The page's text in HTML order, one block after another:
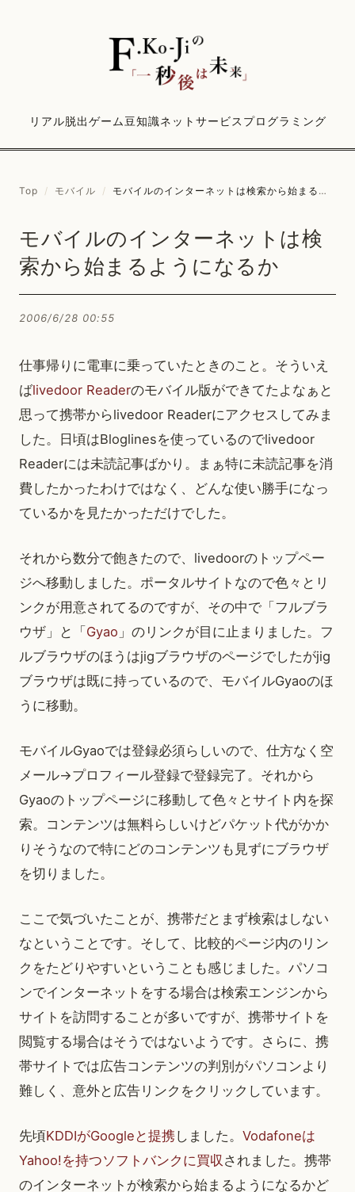
リアル脱出ゲーム豆知識ネットサービス プログラミング
Top / モバイル / モバイルのインターネットは検索から始まるようになるか
モバイルのインターネットは検
索から始まるようになるか
2006/6/28 00:55
仕事帰りに電車に乗っていたときのこと。そういえ
ばlivedoor Readerのモバイル版ができてたよなぁと
思って携帯からlivedoor Readerにアクセスしてみま
した。日頃はBloglinesを使っているのでlivedoor
Readerには未読記事ばかり。まぁ特に未読記事を消
費したかったわけではなく、どんな使い勝手になっ
ているかを見たかっただけでした。
それから数分で飽きたので、livedoorのトップペー
ジへ移動しました。ポータルサイトなので色々とリ
ンクが用意されてるのですが、その中で「フルブラ
ウザ」と「 Gyao 」のリンクが目に止まりました。フ
ルブラウザのほうはjigブラウザのページでしたがjig
ブラウザは既に持っているので、モバイルGyaoのほ
うに移動。
モバイルGyaoでは登録必須らしいので、仕方なく空
メール→プロフィール登録で登録完了。それから
Gyaoのトップページに移動して色々とサイト内を探
索。コンテンツは無料らしいけどパケット代がかか
りそうなので特にどのコンテンツも見ずにブラウザ
を切りました。
ここで気づいたことが、携帯だとまず検索はしない
なということです。そして、比較的ページ内のリン
クをたどりやすいということも感じました。パソコ
ンでインターネットをする場合は検索エンジンから
サイトを訪問することが多いですが、携帯サイトを
閲覧する場合はそうではないようです。さらに、携
帯サイトでは広告コンテンツの判別がパソコンより
難しく、意外と広告リンクをクリックしています。
先頃KDDIがGoogleと提携しました。 Vodafoneは
Yahoo!を持つソフトバンクに買収 されました。携帯
のインターネットが検索から始まるようになるかど